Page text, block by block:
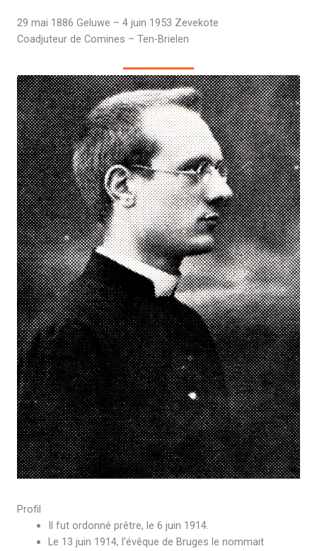
29 mai 1886 Geluwe – 4 juin 1953 Zevekote
Coadjuteur de Comines – Ten-Brielen
Profil
Il fut ordonné prêtre, le 6 juin 1914.
Le 13 juin 1914, l’évêque de Bruges le nommait